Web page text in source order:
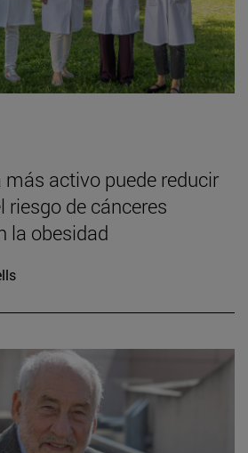
más activo puede reducir
riesgo de cánceres
la obesidad